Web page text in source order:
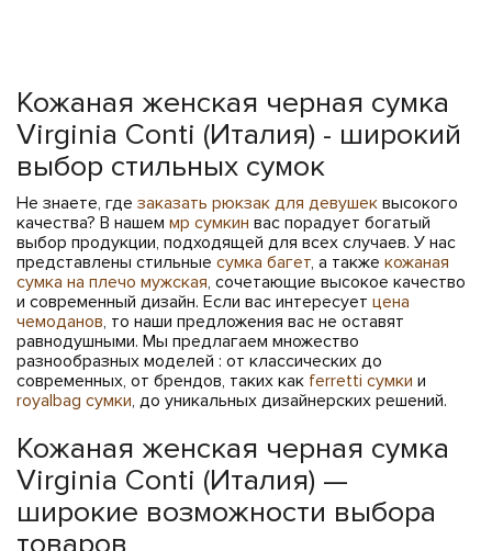
Кожаная женская черная сумка
Virginia Conti (Италия) - широкий
выбор стильных сумок
Не знаете, где заказать рюкзак для девушек высокого
качества? В нашем мр сумкин вас порадует богатый
выбор продукции, подходящей для всех случаев. У нас
представлены стильные сумка багет, а также кожаная
сумка на плечо мужская, сочетающие высокое качество
и современный дизайн. Если вас интересует цена
чемоданов, то наши предложения вас не оставят
равнодушными. Мы предлагаем множество
разнообразных моделей : от классических до
современных, от брендов, таких как ferretti сумки и
royalbag сумки, до уникальных дизайнерских решений.
Кожаная женская черная сумка
Virginia Conti (Италия) —
широкие возможности выбора